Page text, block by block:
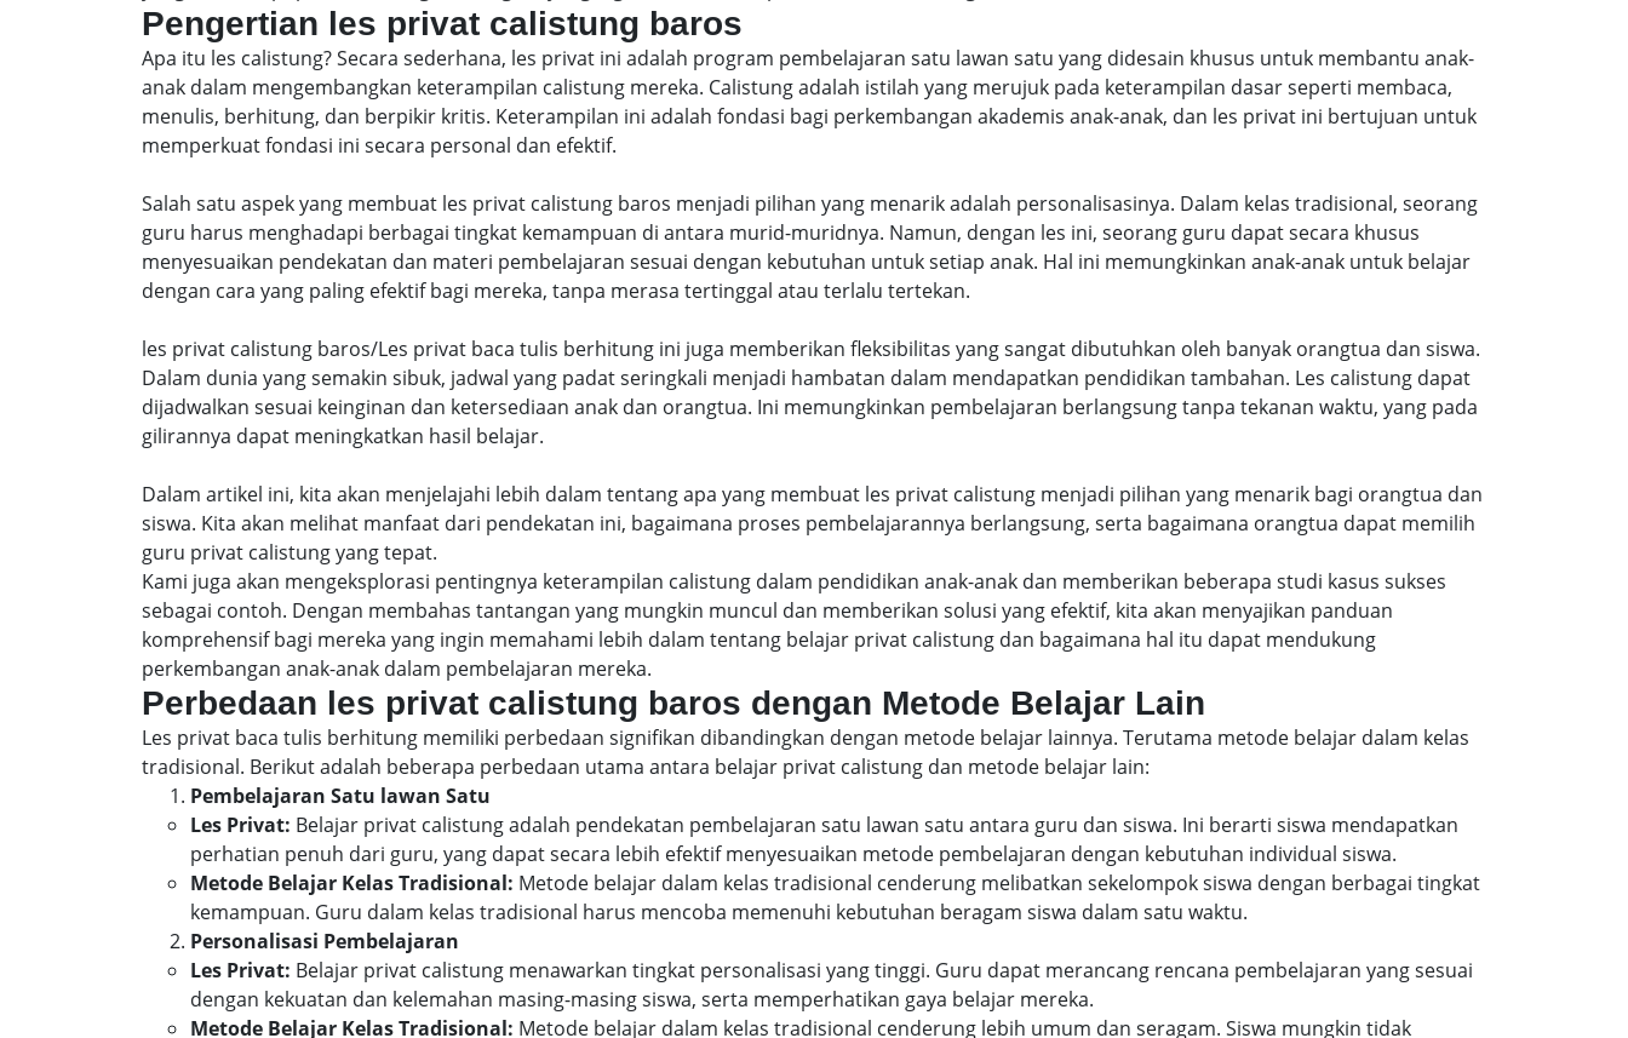
Pengertian les privat calistung baros
Apa itu les calistung? Secara sederhana, les privat ini adalah program pembelajaran satu lawan satu yang didesain khusus untuk membantu anak-
anak dalam mengembangkan keterampilan calistung mereka. Calistung adalah istilah yang merujuk pada keterampilan dasar seperti membaca,
menulis, berhitung, dan berpikir kritis. Keterampilan ini adalah fondasi bagi perkembangan akademis anak-anak, dan les privat ini bertujuan untuk
memperkuat fondasi ini secara personal dan efektif.
Salah satu aspek yang membuat les privat calistung baros menjadi pilihan yang menarik adalah personalisasinya. Dalam kelas tradisional, seorang
guru harus menghadapi berbagai tingkat kemampuan di antara murid-muridnya. Namun, dengan les ini, seorang guru dapat secara khusus
menyesuaikan pendekatan dan materi pembelajaran sesuai dengan kebutuhan untuk setiap anak. Hal ini memungkinkan anak-anak untuk belajar
dengan cara yang paling efektif bagi mereka, tanpa merasa tertinggal atau terlalu tertekan.
les privat calistung baros/Les privat baca tulis berhitung ini juga memberikan fleksibilitas yang sangat dibutuhkan oleh banyak orangtua dan siswa.
Dalam dunia yang semakin sibuk, jadwal yang padat seringkali menjadi hambatan dalam mendapatkan pendidikan tambahan. Les calistung dapat
dijadwalkan sesuai keinginan dan ketersediaan anak dan orangtua. Ini memungkinkan pembelajaran berlangsung tanpa tekanan waktu, yang pada
gilirannya dapat meningkatkan hasil belajar.
Dalam artikel ini, kita akan menjelajahi lebih dalam tentang apa yang membuat les privat calistung menjadi pilihan yang menarik bagi orangtua dan
siswa. Kita akan melihat manfaat dari pendekatan ini, bagaimana proses pembelajarannya berlangsung, serta bagaimana orangtua dapat memilih
guru privat calistung yang tepat.
Kami juga akan mengeksplorasi pentingnya keterampilan calistung dalam pendidikan anak-anak dan memberikan beberapa studi kasus sukses
sebagai contoh. Dengan membahas tantangan yang mungkin muncul dan memberikan solusi yang efektif, kita akan menyajikan panduan
komprehensif bagi mereka yang ingin memahami lebih dalam tentang belajar privat calistung dan bagaimana hal itu dapat mendukung
perkembangan anak-anak dalam pembelajaran mereka.
Perbedaan les privat calistung baros dengan Metode Belajar Lain
Les privat baca tulis berhitung memiliki perbedaan signifikan dibandingkan dengan metode belajar lainnya. Terutama metode belajar dalam kelas
tradisional. Berikut adalah beberapa perbedaan utama antara belajar privat calistung dan metode belajar lain:
Pembelajaran Satu lawan Satu
Les Privat: Belajar privat calistung adalah pendekatan pembelajaran satu lawan satu antara guru dan siswa. Ini berarti siswa mendapatkan
perhatian penuh dari guru, yang dapat secara lebih efektif menyesuaikan metode pembelajaran dengan kebutuhan individual siswa.
Metode Belajar Kelas Tradisional: Metode belajar dalam kelas tradisional cenderung melibatkan sekelompok siswa dengan berbagai tingkat
kemampuan. Guru dalam kelas tradisional harus mencoba memenuhi kebutuhan beragam siswa dalam satu waktu.
Personalisasi Pembelajaran
Les Privat: Belajar privat calistung menawarkan tingkat personalisasi yang tinggi. Guru dapat merancang rencana pembelajaran yang sesuai
dengan kekuatan dan kelemahan masing-masing siswa, serta memperhatikan gaya belajar mereka.
Metode Belajar Kelas Tradisional: Metode belajar dalam kelas tradisional cenderung lebih umum dan seragam. Siswa mungkin tidak